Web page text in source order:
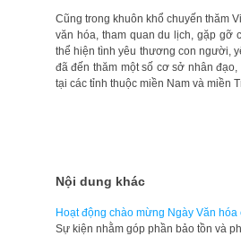
Cũng trong khuôn khổ chuyến thăm
văn hóa, tham quan du lịch, gặp gỡ
thể hiện tình yêu thương con người,
đã đến thăm một số cơ sở nhân
tại các tỉnh thuộc miền Nam và miền
Nội dung khác
Hoạt động chào mừng Ngày Văn hóa
Sự kiện nhằm góp phần bảo tồn và